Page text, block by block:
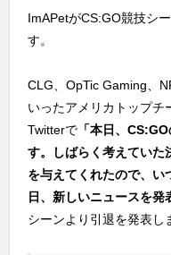
ImAPetがCS:GO競技シ
す。
CLG、OpTic Gaming、
いったアメリカトップチ
Twitterで 「本日、
す。しばらく考えていた
を与えてくれたので、い
日、新しいニュースを発
シーンより引退を発表し